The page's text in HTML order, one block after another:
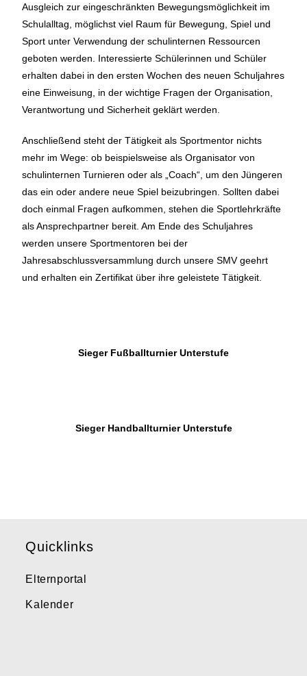
Ausgleich zur eingeschränkten Bewegungsmöglichkeit im
Schulalltag, möglichst viel Raum für Bewegung, Spiel und
Sport unter Verwendung der schulinternen Ressourcen
geboten werden. Interessierte Schülerinnen und Schüler
erhalten dabei in den ersten Wochen des neuen Schuljahres
eine Einweisung, in der wichtige Fragen der Organisation,
Verantwortung und Sicherheit geklärt werden.
Anschließend steht der Tätigkeit als Sportmentor nichts
mehr im Wege: ob beispielsweise als Organisator von
schulinternen Turnieren oder als „Coach“, um den Jüngeren
das ein oder andere neue Spiel beizubringen. Sollten dabei
doch einmal Fragen aufkommen, stehen die Sportlehrkräfte
als Ansprechpartner bereit. Am Ende des Schuljahres
werden unsere Sportmentoren bei der
Jahresabschlussversammlung durch unsere SMV geehrt
und erhalten ein Zertifikat über ihre geleistete Tätigkeit.
Sieger Fußballturnier Unterstufe
Sieger Handballturnier Unterstufe
Quicklinks
Elternportal
Kalender